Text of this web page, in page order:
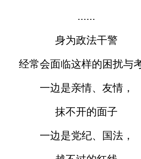
......
身为政法干警
经常会面临这样的困扰与
一边是亲情、友情，
抹不开的面子
一边是党纪、国法，